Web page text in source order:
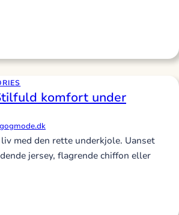
komfort under
med den rette underkjole. Uanset
jersey, flagrende chiffon eller